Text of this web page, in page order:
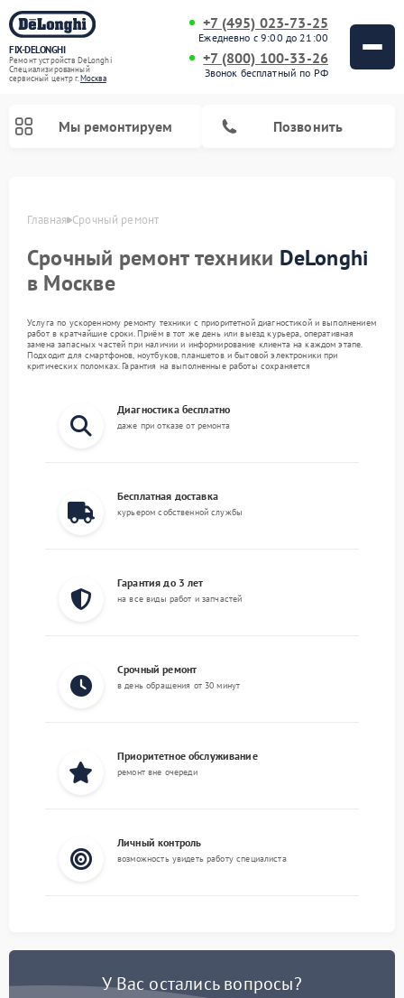
FIX-DELONGHI
Ремонт устройств DeLonghi
Специализированный
cервисный центр г.Москва
+7 (495) 023-73-25
Ежедневно с 9:00 до 21:00
+7 (800) 100-33-26
Звонок бесплатный по РФ
Мы ремонтируем Позвонить
Главная Срочный ремонт
Срочный ремонт техники DeLonghi
в Москве
Услуга по ускоренному ремонту техники с приоритетной диагностикой и выполнением
работ в кратчайшие сроки. Приём в тот же день или выезд курьера, оперативная
замена запасных частей при наличии и информирование клиента на каждом этапе.
Подходит для смартфонов, ноутбуков, планшетов и бытовой электроники при
критических поломках. Гарантия на выполненные работы сохраняется
Диагностика бесплатно
даже при отказе от ремонта
Бесплатная доставка
курьером собственной службы
Гарантия до 3 лет
на все виды работ и запчастей
Срочный ремонт
в день обращения от 30 минут
Приоритетное обслуживание
ремонт вне очереди
Личный контроль
возможность увидеть работу специалиста
У Вас остались вопросы?